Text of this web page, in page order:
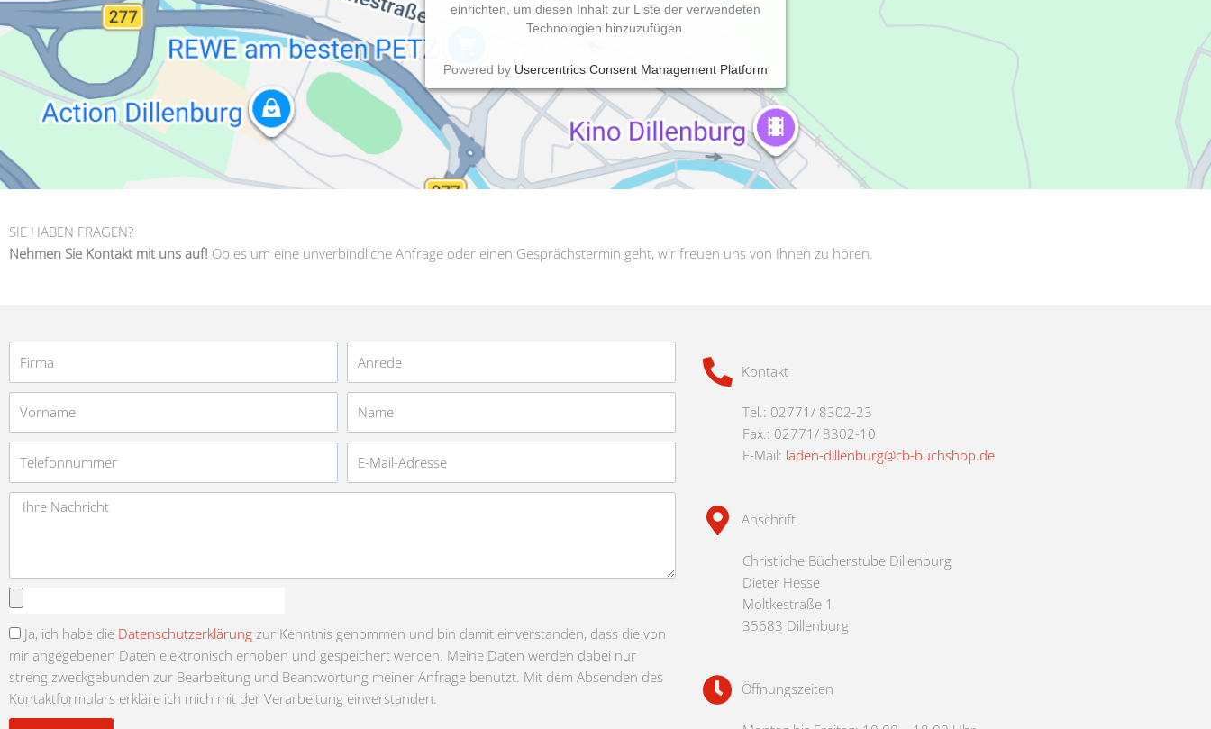
einrichten, um diesen Inhalt zur Liste der verwendeten
Technologien hinzuzufügen.
Powered by Usercentrics Consent Management Platform
SIE HABEN FRAGEN?
Nehmen Sie Kontakt mit uns auf! Ob es um eine unverbindliche Anfrage oder einen Gesprächstermin geht, wir freuen uns von Ihnen zu hören.
Mail-
Adresse
Nachricht
Ja, ich habe die Datenschutzerklärung zur Kenntnis genommen und bin damit einverstanden, dass die von
mir angegebenen Daten elektronisch erhoben und gespeichert werden. Meine Daten werden dabei nur
streng zweckgebunden zur Bearbeitung und Beantwortung meiner Anfrage benutzt. Mit dem Absenden des
Kontaktformulars erkläre ich mich mit der Verarbeitung einverstanden.
Kontakt
Tel.: 02771/ 8302-23
Fax.: 02771/ 8302-10
E-Mail: laden-dillenburg@cb-buchshop.de
Anschrift
Christliche Bücherstube Dillenburg
Dieter Hesse
Moltkestraße 1
35683 Dillenburg
Öffnungszeiten